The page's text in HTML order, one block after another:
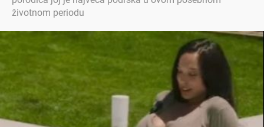
životnom periodu